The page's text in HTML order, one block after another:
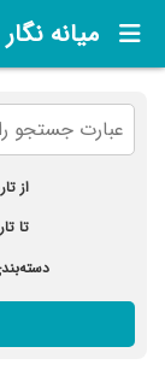
میانه نگار
از
تا